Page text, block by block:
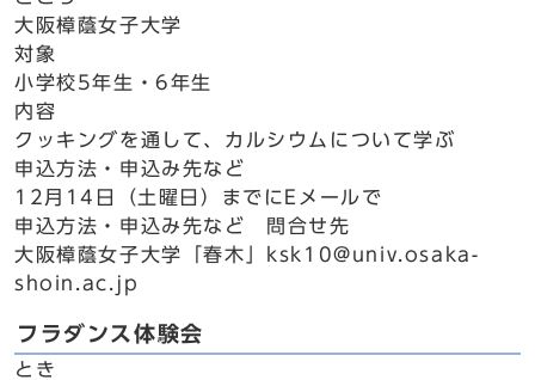
大阪樟蔭女子大学
対象
小学校5年生・6年生
内容
クッキングを通して、カルシウムについて学ぶ
申込方法・申込み先など
12月14日（土曜日）までにEメールで
申込方法・申込み先など 問合せ先
大阪樟蔭女子大学「春木」ksk10@univ.osaka-
shoin.ac.jp
フラダンス体験会
とき